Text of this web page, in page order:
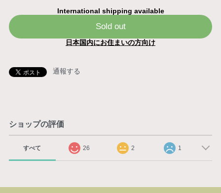
International shipping available
Sold out
日本国内にお住まいの方向け
通報する
ショップの評価
すべて 26 2 1